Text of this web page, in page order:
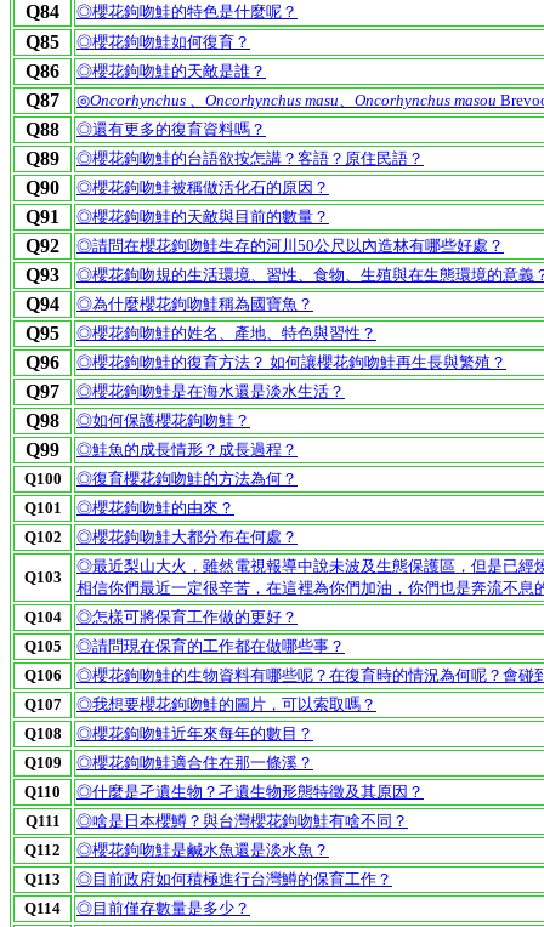
Q84 ◎櫻花鉤吻鮭的特色是什麼呢？
Q85 ◎櫻花鉤吻鮭如何復育？
Q86 ◎櫻花鉤吻鮭的天敵是誰？
Q87 ◎Oncorhynchus 、 Oncorhynchus masu、 Oncorhynchus masou
Q88 ◎還有更多的復育資料嗎？
Q89 ◎櫻花鉤吻鮭的台語欲按怎講？客語？原住民語？
Q90 ◎櫻花鉤吻鮭被稱做活化石的原因？
Q91 ◎櫻花鉤吻鮭的天敵與目前的數量？
Q92 ◎請問在櫻花鉤吻鮭生存的河川50公尺以內造林有哪些好處？
Q93 ◎櫻花鉤吻規的生活環境、習性、食物、生殖與在生態環境的意義
Q94 ◎為什麼櫻花鉤吻鮭稱為國寶魚？
Q95 ◎櫻花鉤吻鮭的姓名、產地、特色與習性？
Q96 ◎櫻花鉤吻鮭的復育方法？ 如何讓櫻花鉤吻鮭再生長與繁殖？
Q97 ◎櫻花鉤吻鮭是在海水還是淡水生活？
Q98 ◎如何保護櫻花鉤吻鮭？
Q99
◎鮭魚的成長情形？成長過程？
Q100
◎復育櫻花鉤吻鮭的方法為何？
Q101
◎櫻花鉤吻鮭的由來？
Q102
◎櫻花鉤吻鮭大都分布在何處？
Q103
◎最近梨山大火，雖然電視報導中說未波及生態保護區，但是已
相信你們最近一定很辛苦，在這裡為你們加油，你們也是奔流不息
Q104
◎怎樣可將保育工作做的更好？
Q105
◎請問現在保育的工作都在做哪些事？
Q106
◎櫻花鉤吻鮭的生物資料有哪些呢？在復育時的情況為何呢？會碰
Q107
◎我想要櫻花鉤吻鮭的圖片，可以索取嗎？
Q108
◎櫻花鉤吻鮭近年來每年的數目？
Q109
◎櫻花鉤吻鮭適合住在那一條溪？
Q110
◎什麼是孑遺生物？孑遺生物形態特徵及其原因？
Q111
◎啥是日本櫻鱒？與台灣櫻花鉤吻鮭有啥不同？
Q112
◎櫻花鉤吻鮭是鹹水魚還是淡水魚？
Q113
◎目前政府如何積極進行台灣鱒的保育工作？
Q114
◎目前僅存數量是多少？